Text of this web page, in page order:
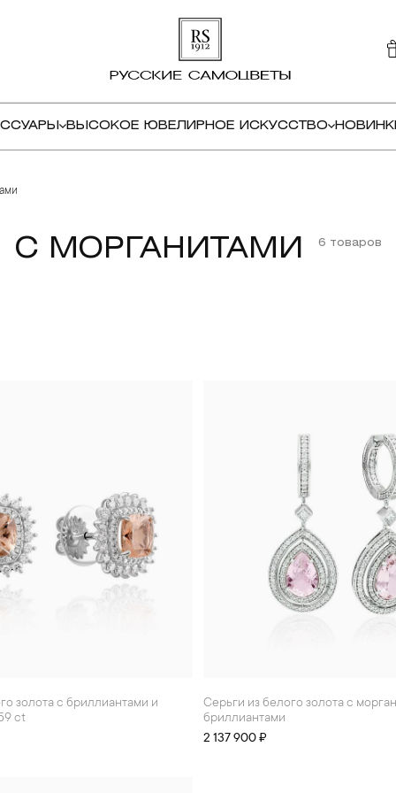
ВЫСОКОЕ ЮВЕЛИРНОЕ ИСКУССТВО
С МОРГАНИТАМИ 6 товаров
ct
Серьги из белого золота с морганитами 2.8 ct и
бриллиантами
2 137 900 ₽